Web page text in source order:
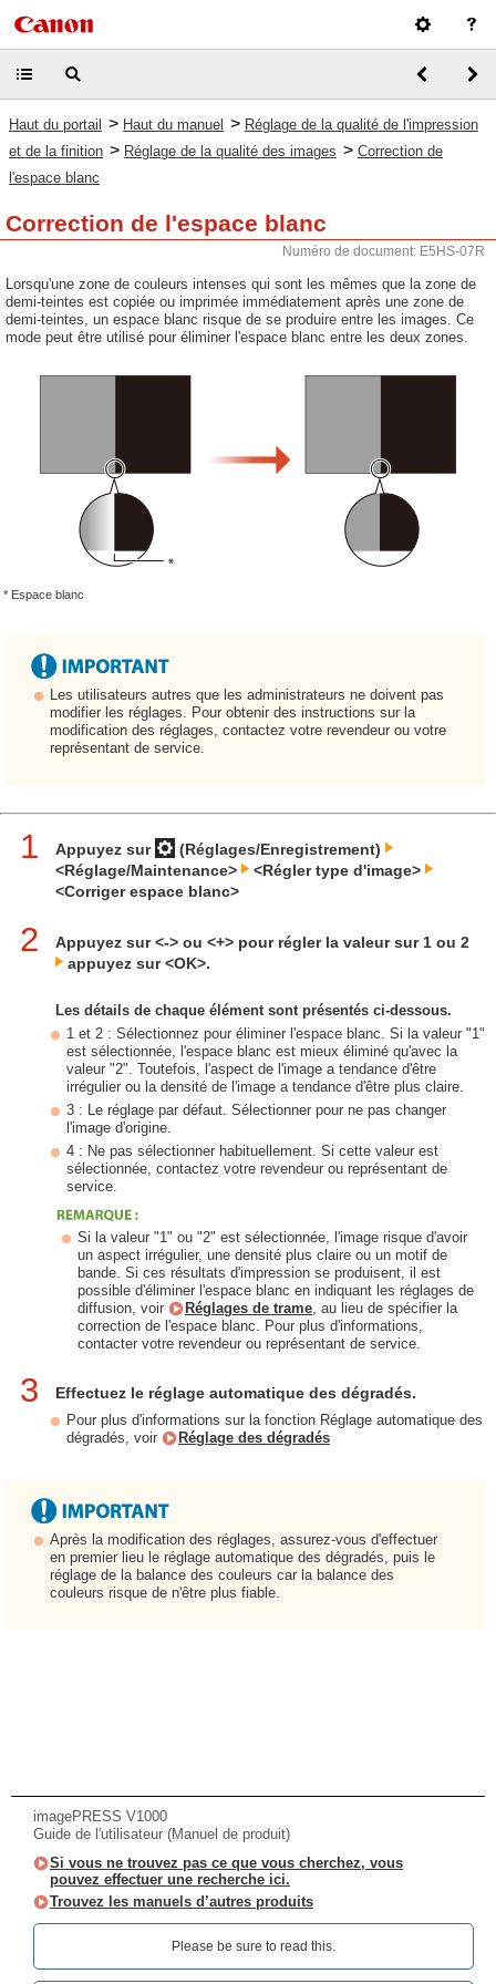
Haut du portail > Haut du manuel > Réglage de la qualité de l'impression
et de la finition > Réglage de la qualité des images > Correction de
l'espace blanc
Correction de l'espace blanc
Numéro de document: E5HS-07R
Lorsqu'une zone de couleurs intenses qui sont les mêmes que la zone de
demi-teintes est copiée ou imprimée immédiatement après une zone de
demi-teintes, un espace blanc risque de se produire entre les images. Ce
mode peut être utilisé pour éliminer l'espace blanc entre les deux zones.
* Espace blanc
Les utilisateurs autres que les administrateurs ne doivent pas
modifier les réglages. Pour obtenir des instructions sur la
modification des réglages, contactez votre revendeur ou votre
représentant de service.
1 Appuyez sur
(Réglages/Enregistrement)
<Réglage/Maintenance>
<Régler type d'image>
<Corriger espace blanc>
2
Appuyez sur <-> ou <+> pour régler la valeur sur 1 ou 2
appuyez sur <OK>.
Les détails de chaque élément sont présentés ci-dessous.
1 et 2 : Sélectionnez pour éliminer l'espace blanc. Si la valeur "1"
est sélectionnée, l'espace blanc est mieux éliminé qu'avec la
valeur "2". Toutefois, l'aspect de l'image a tendance d'être
irrégulier ou la densité de l'image a tendance d'être plus claire.
3 : Le réglage par défaut. Sélectionner pour ne pas changer
l'image d'origine.
4 : Ne pas sélectionner habituellement. Si cette valeur est
sélectionnée, contactez votre revendeur ou représentant de
service.
Si la valeur "1" ou "2" est sélectionnée, l'image risque d'avoir
un aspect irrégulier, une densité plus claire ou un motif de
bande. Si ces résultats d'impression se produisent, il est
possible d'éliminer l'espace blanc en indiquant les réglages de
diffusion, voir
Réglages de trame, au lieu de spécifier la
correction de l'espace blanc. Pour plus d'informations,
contacter votre revendeur ou représentant de service.
3 Effectuez le réglage automatique des dégradés.
Pour plus d'informations sur la fonction Réglage automatique des
dégradés, voir
Réglage des dégradés
Après la modification des réglages, assurez-vous d'effectuer
en premier lieu le réglage automatique des dégradés, puis le
réglage de la balance des couleurs car la balance des
couleurs risque de n'être plus fiable.
imagePRESS V1000
Guide de l'utilisateur (Manuel de produit)
Si vous ne trouvez pas ce que vous cherchez, vous
pouvez effectuer une recherche ici.
Trouvez les manuels d’autres produits
Please be sure to read this.‎